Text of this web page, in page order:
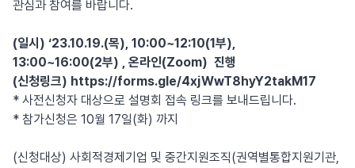
관심과 참여를 바랍니다.
(일시) ‘23.10.19.(목), 10:00~12:10(1부),
13:00~16:00(2부) , 온라인(Zoom) 진행
(신청링크) https://forms.gle/4xjWwT8hyY2takM17
* 사전신청자 대상으로 설명회 접속 링크를 보내드립니다.
* 참가신청은 10월 17일(화) 까지
(신청대상) 사회적경제기업 및 중간지원조직(권역별통합지원기관,